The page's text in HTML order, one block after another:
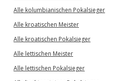
Alle kolumbianischen Pokalsieger
Alle kroatischen Meister
Alle kroatischen Pokalsieger
Alle lettischen Meister
Alle lettischen Pokalsieger